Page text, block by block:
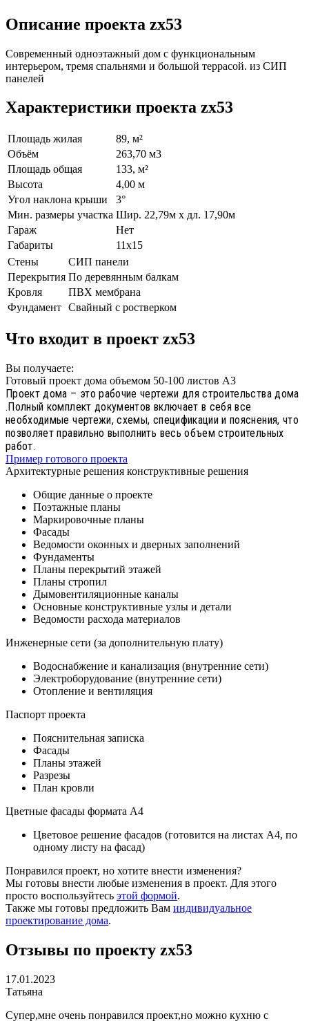
Описание проекта zx53
Современный одноэтажный дом с функциональным
интерьером, тремя спальнями и большой террасой. из СИП
панелей
Характеристики проекта zx53
Площадь жилая
89, м²
Объём
263,70 м3
Площадь общая
133, м²
Высота
4,00 м
Угол наклона крыши
3°
Мин. размеры участка Шир. 22,79м х дл. 17,90м
Гараж
Нет
Габариты
11х15
Стены
СИП панели
Перекрытия По деревянным балкам
Кровля
ПВХ мембрана
Фундамент Свайный с ростверком
Что входит в проект zx53
Вы получаете:
Готовый проект дома объемом 50-100 листов А3
Проект дома – это рабочие чертежи для строительства дома
.Полный комплект документов включает в себя все
необходимые чертежи, схемы, спецификации и пояснения, что
позволяет правильно выполнить весь объем строительных
работ.
Пример готового проекта
Архитектурные решения конструктивные решения
Общие данные о проекте
Поэтажные планы
Маркировочные планы
Фасады
Ведомости оконных и дверных заполнений
Фундаменты
Планы перекрытий этажей
Планы стропил
Дымовентиляционные каналы
Основные конструктивные узлы и детали
Ведомости расхода материалов
Инженерные сети (за дополнительную плату)
Водоснабжение и канализация (внутренние сети)
Электроборудование (внутренние сети)
Отопление и вентиляция
Паспорт проекта
Пояснительная записка
Фасады
Планы этажей
Разрезы
План кровли
Цветные фасады формата А4
Цветовое решение фасадов (готовится на листах А4, по
одному листу на фасад)
Понравился проект, но хотите внести изменения?
Мы готовы внести любые изменения в проект. Для этого
просто воспользуйтесь этой формой.
Также мы готовы предложить Вам индивидуальное
проектирование дома.
Отзывы по проекту zx53
17.01.2023
Татьяна
Супер,мне очень понравился проект,но можно кухню с